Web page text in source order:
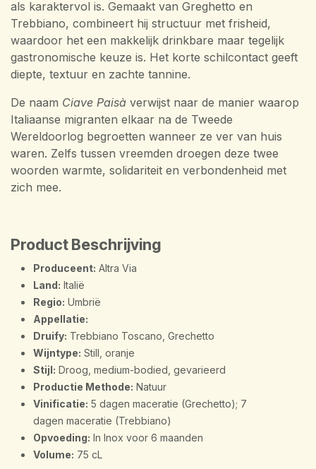
als karaktervol is. Gemaakt van Greghetto en
Trebbiano, combineert hij structuur met frisheid,
waardoor het een makkelijk drinkbare maar tegelijk
gastronomische keuze is. Het korte schilcontact geeft
diepte, textuur en zachte tannine.
De naam Ciave Paisà verwijst naar de manier waarop
Italiaanse migranten elkaar na de Tweede
Wereldoorlog begroetten wanneer ze ver van huis
waren. Zelfs tussen vreemden droegen deze twee
woorden warmte, solidariteit en verbondenheid met
zich mee.
Product Beschrijving
Produceent: Altra Via
Land: Italië
Regio: Umbrië
Appellatie:
Druify: Trebbiano Toscano, Grechetto
Wijntype: Still, oranje
Stijl: Droog, medium-bodied, gevarieerd
Productie Methode: Natuur
Vinificatie: 5 dagen maceratie (Grechetto); 7
dagen maceratie (Trebbiano)
Opvoeding: In Inox voor 6 maanden
Volume: 75 cL